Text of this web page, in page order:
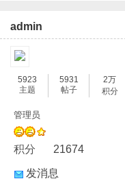
admin
5923
主题
5931
帖子
2万
积分
管理员
积分 21674
发消息